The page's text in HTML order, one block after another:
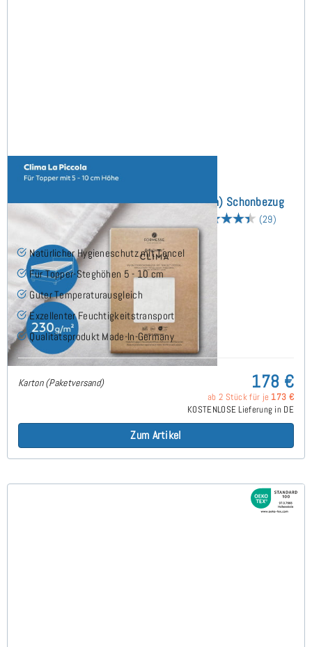
Bella Donna Clima La Piccola (bis 10cm) Schonbezug
190x200 cm - Sonderanfertigung
(29)
Natürlicher Hygieneschutz mit Tencel
Für Topper-Steghöhen 5 - 10 cm
Guter Temperaturausgleich
Exzellenter Feuchtigkeitstransport
Qualitätsprodukt Made-In-Germany
Karton (Paketversand) 178 €
ab 2 Stück für je 173 €
KOSTENLOSE Lieferung in DE
Zum Artikel